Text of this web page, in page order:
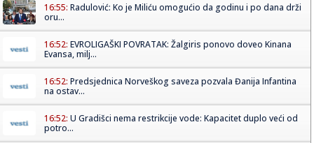
16:55: Radulović: Ko je Miliću omogućio da godinu i po dana drži
oru...
16:52: EVROLIGAŠKI POVRATAK: Žalgiris ponovo doveo Kinana
Evansa, milj...
16:52: Predsjednica Norveškog saveza pozvala Đanija Infantina
na ostav...
16:52: U Gradišci nema restrikcije vode: Kapacitet duplo veći od
potro...